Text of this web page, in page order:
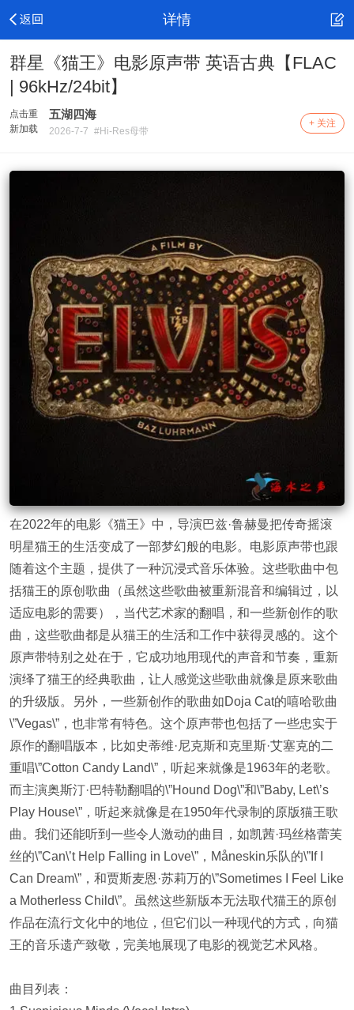
详情
群星《猫王》电影原声带 英语古典【FLAC
| 96kHz/24bit】
点击重
新加载
五湖四海
2026-7-7 #Hi-Res母带
+ 关注
在2022年的电影《猫王》中，导演巴兹·鲁赫曼把传奇摇滚
明星猫王的生活变成了一部梦幻般的电影。电影原声带也跟
随着这个主题，提供了一种沉浸式音乐体验。这些歌曲中包
括猫王的原创歌曲（虽然这些歌曲被重新混音和编辑过，以
适应电影的需要），当代艺术家的翻唱，和一些新创作的歌
曲，这些歌曲都是从猫王的生活和工作中获得灵感的。这个
原声带特别之处在于，它成功地用现代的声音和节奏，重新
演绎了猫王的经典歌曲，让人感觉这些歌曲就像是原来歌曲
的升级版。另外，一些新创作的歌曲如Doja Cat的嘻哈歌曲
\”Vegas\”，也非常有特色。这个原声带也包括了一些忠实于
原作的翻唱版本，比如史蒂维·尼克斯和克里斯·艾塞克的二
重唱\”Cotton Candy Land\”，听起来就像是1963年的老歌。
而主演奥斯汀·巴特勒翻唱的\”Hound Dog\”和\”Baby, Let\’s
Play House\”，听起来就像是在1950年代录制的原版猫王歌
曲。我们还能听到一些令人激动的曲目，如凯茜·玛丝格蕾芙
丝的\”Can\’t Help Falling in Love\”，Måneskin乐队的\”If I
Can Dream\”，和贾斯麦恩·苏莉万的\”Sometimes I Feel Like
a Motherless Child\”。虽然这些新版本无法取代猫王的原创
作品在流行文化中的地位，但它们以一种现代的方式，向猫
王的音乐遗产致敬，完美地展现了电影的视觉艺术风格。
曲目列表：